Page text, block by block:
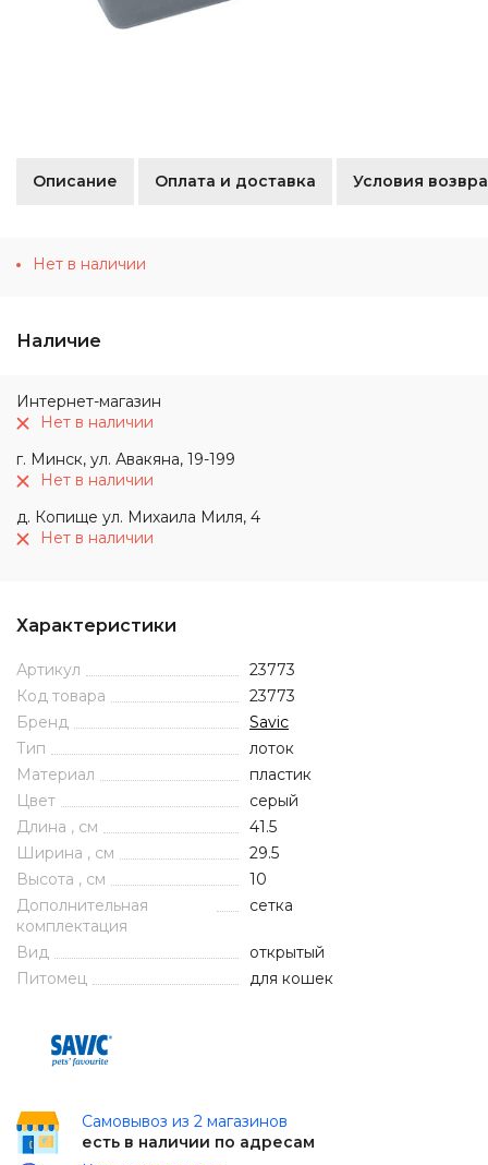
Описание Оплата и доставка Условия
Нет в наличии
Наличие
Интернет-магазин
Нет в наличии
г. Минск, ул. Авакяна, 19-199
Нет в наличии
д. Копище ул. Михаила Миля, 4
Нет в наличии
Характеристики
Артикул
23773
Код товара
23773
Бренд
Savic
Тип
лоток
Материал
пластик
Цвет
серый
Длина , см
41.5
Ширина , см
29.5
Высота , см
10
Дополнительная
комплектация
сетка
Вид
открытый
Питомец
для кошек
Самовывоз из 2 магазинов
есть в наличии по адресам